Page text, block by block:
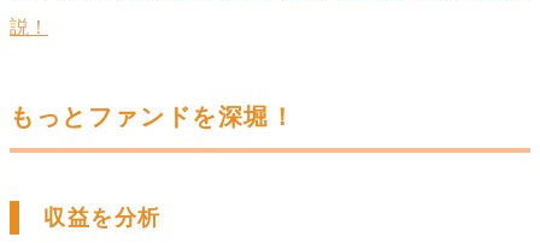
説！
もっとファンドを深堀！
収益を分析